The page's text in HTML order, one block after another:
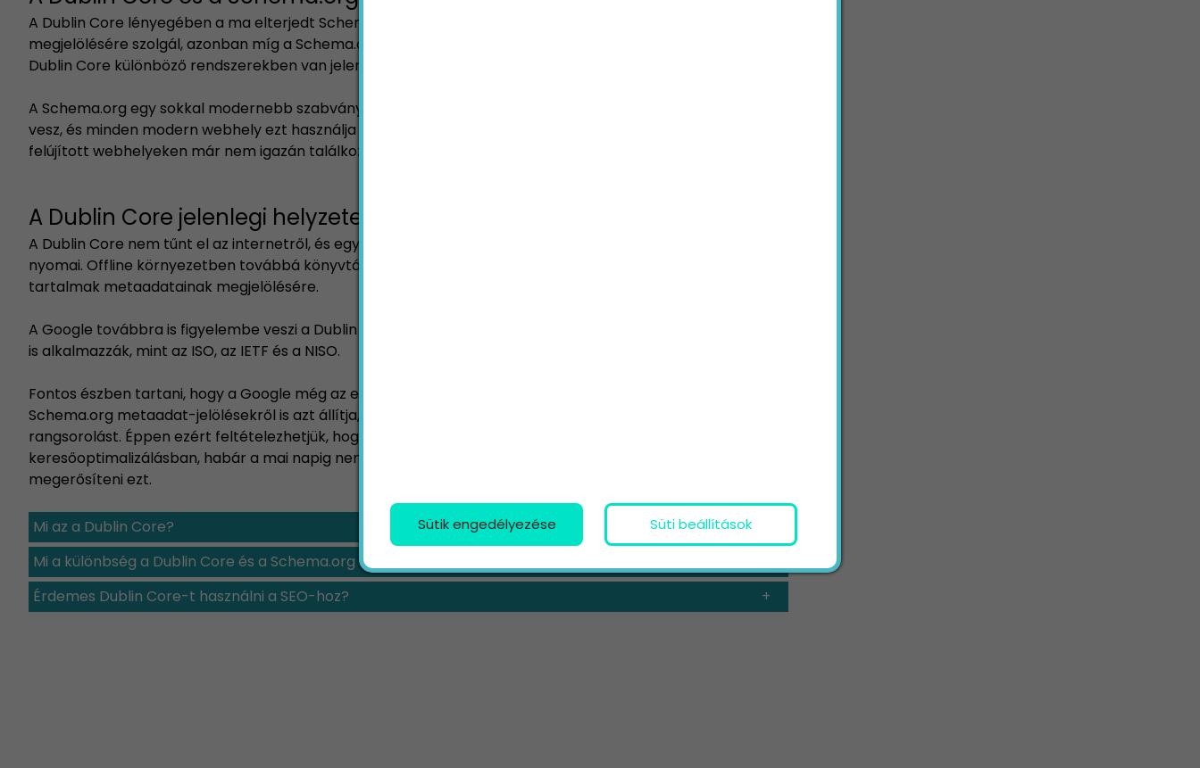
A Dublin Core lényegében a ma elterjedt Schema.org jelölőnyelv elődje. Mindkét nyelv metaadatok
megjelölésére szolgál, azonban míg a Schema.org-ot kifejezetten webes tartalmakban használják, addig a
Dublin Core különböző rendszerekben van jelen (pl. könyvtárakban, múzeumokban stb.)
A Schema.org egy sokkal modernebb szabvány, amelynek fejlesztésében többek között a Google is részt
vesz, és minden modern webhely ezt használja a metaadatok megjelöléséhez. Az újonnan létrehozott vagy
felújított webhelyeken már nem igazán találkozhatunk tehát a Dublin Core metaadatokkal.
A Dublin Core jelenlegi helyzete és szerepe a rangsorolásban
A Dublin Core nem tűnt el az internetről, és egyes régebbi webhelyeken a mai napig megtalálhatók a
nyomai. Offline környezetben továbbá könyvtárak, múzeumok és egyéb intézmények is alkalmazzák a
tartalmak metaadatainak megjelölésére.
A Google továbbra is figyelembe veszi a Dublin Core jelöléseket, mert olyan fontos nemzetközi szabványok
is alkalmazzák, mint az ISO, az IETF és a NISO.
Fontos észben tartani, hogy a Google még az elterjedtebb (és többek között általa is fejlesztett)
Schema.org metaadat-jelölésekről is azt állítja, hogy ezek használata nem javítja közvetlenül a
rangsorolást. Éppen ezért feltételezhetjük, hogy a Dublin Core sem játszik közvetlen szerepet a
keresőoptimalizálásban, habár a mai napig nem született meggyőző teszteredmény, ami cáfolná vagy
megerősíteni ezt.
Mi az a Dublin Core?
Mi a különbség a Dublin Core és a Schema.org között?
Érdemes Dublin Core-t használni a SEO-hoz?
Sütik engedélyezése Süti beállítások